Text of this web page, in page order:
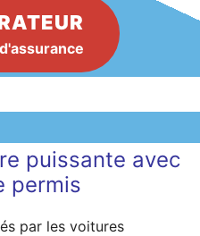
puissante avec
permis
par les voitures